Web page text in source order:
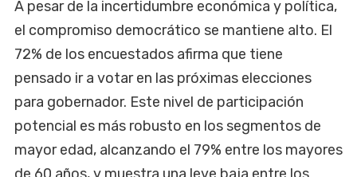
A pesar de la incertidumbre económica y política,
el compromiso democrático se mantiene alto. El
72% de los encuestados afirma que tiene
pensado ir a votar en las próximas elecciones
para gobernador. Este nivel de participación
potencial es más robusto en los segmentos de
mayor edad, alcanzando el 79% entre los mayores